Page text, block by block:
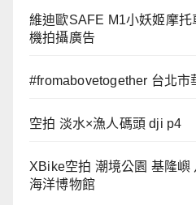
維迪歐SAFE M1小妖姬摩
機拍攝廣告
#fromabovetogether 台北市
空拍 淡水×漁人碼頭 dji p4
XBike空拍 潮境公園 基隆嶼
海洋博物館